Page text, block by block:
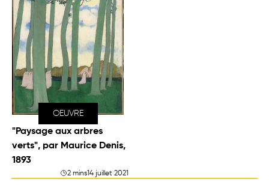
OEUVRE
"Paysage aux arbres
verts", par Maurice Denis,
1893
2 mins14 juillet 2021